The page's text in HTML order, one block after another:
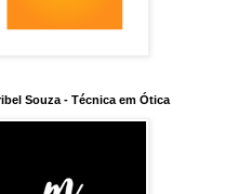
Souza - Técnica em Ótica